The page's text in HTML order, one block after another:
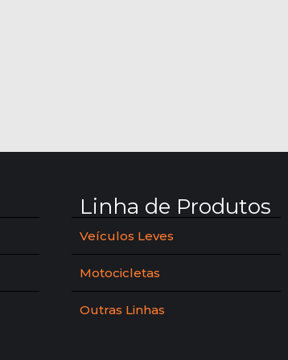
Linha de Produtos
Veículos Leves
Motocicletas
Outras Linhas